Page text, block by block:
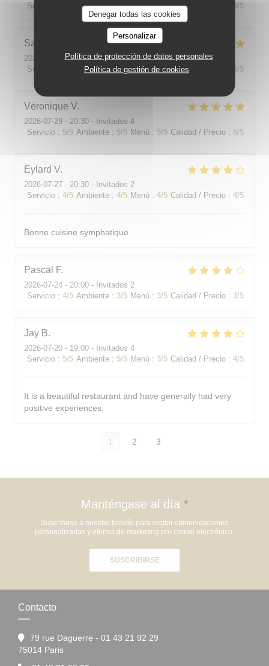
Denegar todas las cookies
Personalizar
Política de protección de datos personales
Política de gestión de cookies
Servicio
Ambiente: 5/5 Menú: 5/5 Calidad / Precio 5/5
Sabine
2026-08-01
- 12:00 - Invitados 5
Servicio
Ambiente: 5/5 Menú : 5 /5 Calidad / Precio 5/5
Véronique V
2026-07-29 - 20:30 - Invitados 4
Servicio : 5/5 Ambiente : 5/5 Menú : 5/5 Calidad / Precio : 5/5
Eylard V
2026-07-27 - 20:30 - Invitados 2
Servicio : 4/5 Ambiente : 4/5 Menú : 4/5 Calidad / Precio : 4/5
Bonne cuisine symphatique
Pascal F
2026-07-24 - 20:00 - Invitados 2
Servicio : 4/5 Ambiente : 3/5 Menú : 3/5 Calidad / Precio : 3/5
Jay B
2026-07-20 - 19:00 - Invitados 4
Servicio : 5/5 Ambiente : 5/5 Menú : 3/5 Calidad / Precio : 4/5
It is a beautiful restaurant and have generally had very
positive experiences.
1 2 3
Manténgase al día *
Suscríbase a nuestro boletín para recibir comunicaciones
personalizadas y ofertas de marketing por correo electrónico.
SUSCRIBIRSE
Contacto
79 rue Daguerre - 01 43 21 92 29
75014 Paris((abre en una nueva ventana))